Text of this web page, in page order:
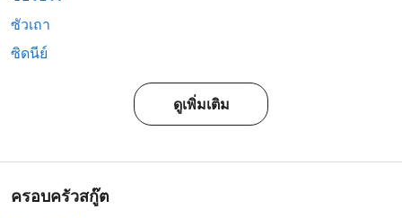
ซัวเถา
ซิดนีย์
ดูเพิ่มเติม
ครอบครัวสกู๊ต